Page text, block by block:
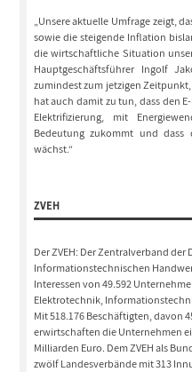
„Unsere aktuelle Umfrage zeigt,
sowie die steigende Inflation
die wirtschaftliche Situation
Hauptgeschäftsführer Ingolf
zumindest zum jetzigen
hat auch damit zu tun, dass den
Elektrifizierung, mit
Bedeutung zukommt und dass
wächst.“
ZVEH
Der ZVEH: Der Zentralverband
Informationstechnischen
Interessen von 49.592
Elektrotechnik,
Mit 518.176 Beschäftigten, davon
erwirtschaften die Unternehmen
Milliarden Euro. Dem ZVEH als
zwölf Landesverbände mit 313